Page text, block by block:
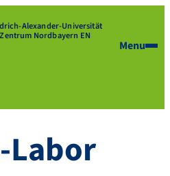
Alexander-Universität
Nordbayern EN
Menu
Labor